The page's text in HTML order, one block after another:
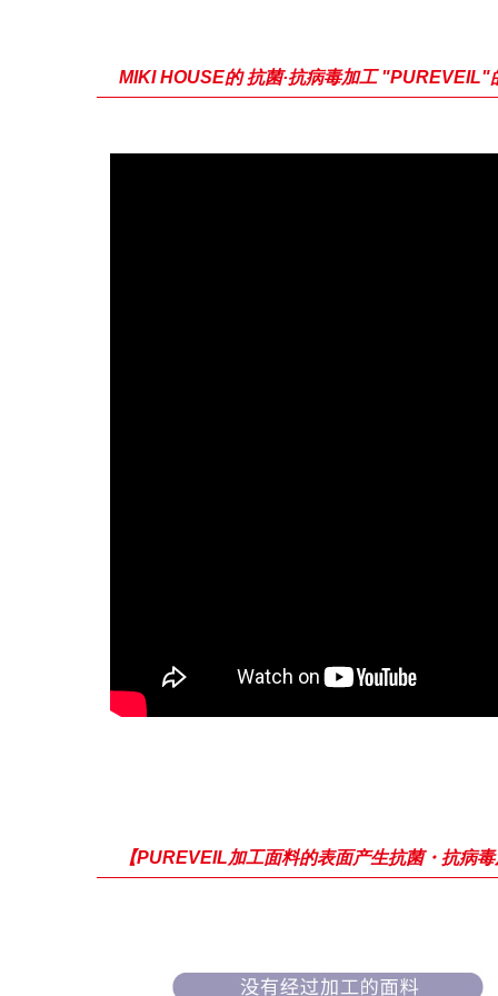
MIKI HOUSE的 抗菌·抗病毒加工 "PUREVEIL"
【PUREVEIL加工面料的表面产生抗菌・抗病